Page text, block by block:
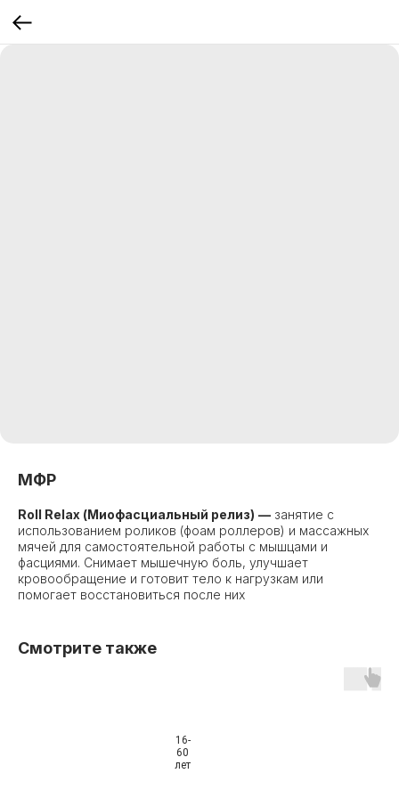
МФР
Roll Relax (Миофасциальный релиз) — занятие с
использованием роликов (фоам роллеров) и массажных
мячей для самостоятельной работы с мышцами и
фасциями. Снимает мышечную боль, улучшает
кровообращение и готовит тело к нагрузкам или
помогает восстановиться после них
Смотрите также
16-
60
лет